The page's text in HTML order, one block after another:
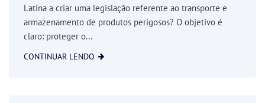
Latina a criar uma legislação referente ao transporte e
armazenamento de produtos perigosos? O objetivo é
claro: proteger o...
CONTINUAR LENDO